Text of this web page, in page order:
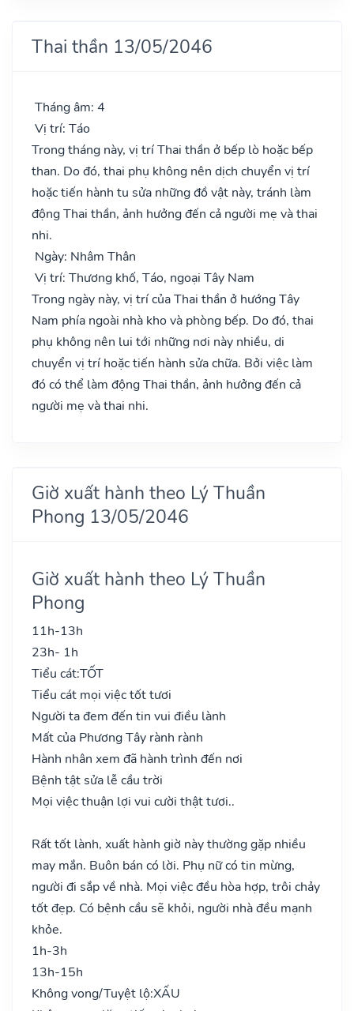
Thai thần 13/05/2046
Tháng âm: 4
Vị trí: Táo
Trong tháng này, vị trí Thai thần ở bếp lò hoặc bếp
than. Do đó, thai phụ không nên dịch chuyển vị trí
hoặc tiến hành tu sửa những đồ vật này, tránh làm
động Thai thần, ảnh hưởng đến cả người mẹ và thai
nhi.
Ngày: Nhâm Thân
Vị trí: Thương khố, Táo, ngoại Tây Nam
Trong ngày này, vị trí của Thai thần ở hướng Tây
Nam phía ngoài nhà kho và phòng bếp. Do đó, thai
phụ không nên lui tới những nơi này nhiều, di
chuyển vị trí hoặc tiến hành sửa chữa. Bởi việc làm
đó có thể làm động Thai thần, ảnh hưởng đến cả
người mẹ và thai nhi.
Giờ xuất hành theo Lý Thuần
Phong 13/05/2046
Giờ xuất hành theo Lý Thuần
Phong
11h-13h
23h- 1h
Tiểu cát:TỐT
Tiểu cát mọi việc tốt tươi
Người ta đem đến tin vui điều lành
Mất của Phương Tây rành rành
Hành nhân xem đã hành trình đến nơi
Bệnh tật sửa lễ cầu trời
Mọi việc thuận lợi vui cười thật tươi..
Rất tốt lành, xuất hành giờ này thường gặp nhiều
may mắn. Buôn bán có lời. Phụ nữ có tin mừng,
người đi sắp về nhà. Mọi việc đều hòa hợp, trôi chảy
tốt đẹp. Có bệnh cầu sẽ khỏi, người nhà đều mạnh
khỏe.
1h-3h
13h-15h
Không vong/Tuyệt lộ:XẤU